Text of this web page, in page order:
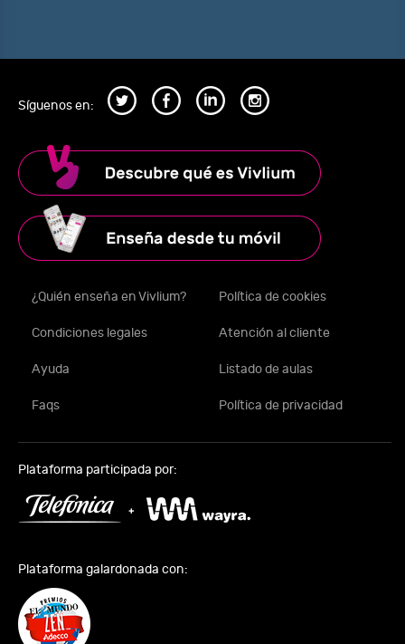
Síguenos en:
¿Quién enseña en Vivlium? Política de cookies
Condiciones legales Atención al cliente
Ayuda Listado de aulas
Faqs Política de privacidad
Plataforma participada por:
Plataforma galardonada con: